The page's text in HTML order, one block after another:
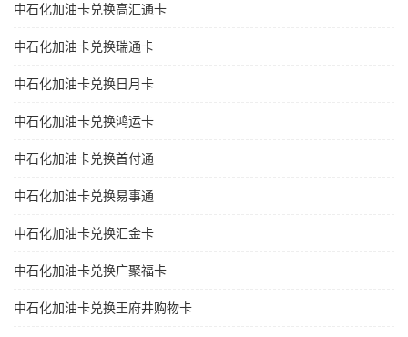
中石化加油卡兑换高汇通卡
中石化加油卡兑换瑞通卡
中石化加油卡兑换日月卡
中石化加油卡兑换鸿运卡
中石化加油卡兑换首付通
中石化加油卡兑换易事通
中石化加油卡兑换汇金卡
中石化加油卡兑换广聚福卡
中石化加油卡兑换王府井购物卡